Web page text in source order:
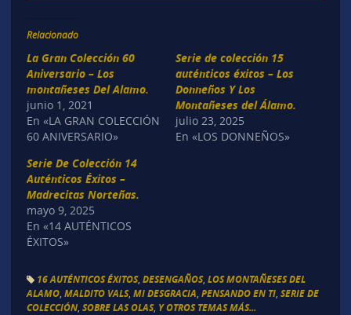
Relacionado
La Gran Colección 60
Aniversario – Los
montañeses Del Alamo.
junio 1, 2021
En «LA GRAN COLECCIÓN
60 ANIVERSARIO»
Serie de colección 15
auténticos éxitos – Los
Donneños Y Los
Montañeses del Álamo.
julio 23, 2025
En «LOS DONNEÑOS»
Serie De Colección 14
Auténticos Éxitos –
Madrecitas Norteñas.
mayo 9, 2025
En «14 AUTÉNTICOS
ÉXITOS»
16 AUTÉNTICOS ÉXITOS, DESENGAÑOS, LOS MONTAÑESES DEL
ALAMO, MALDITO VALS, MI DESGRACIA PENSANDO EN TI, SERIE DE
COLECCIÓN, SOBRE LAS OLAS, Y OTROS TEMAS MÁS...